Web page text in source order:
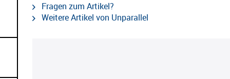
Fragen zum Artikel?
Weitere Artikel von Unparallel